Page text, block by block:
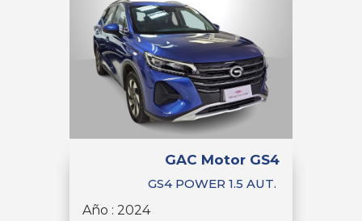
GAC Motor GS4
GS4 POWER 1.5 AUT.
Año : 2024